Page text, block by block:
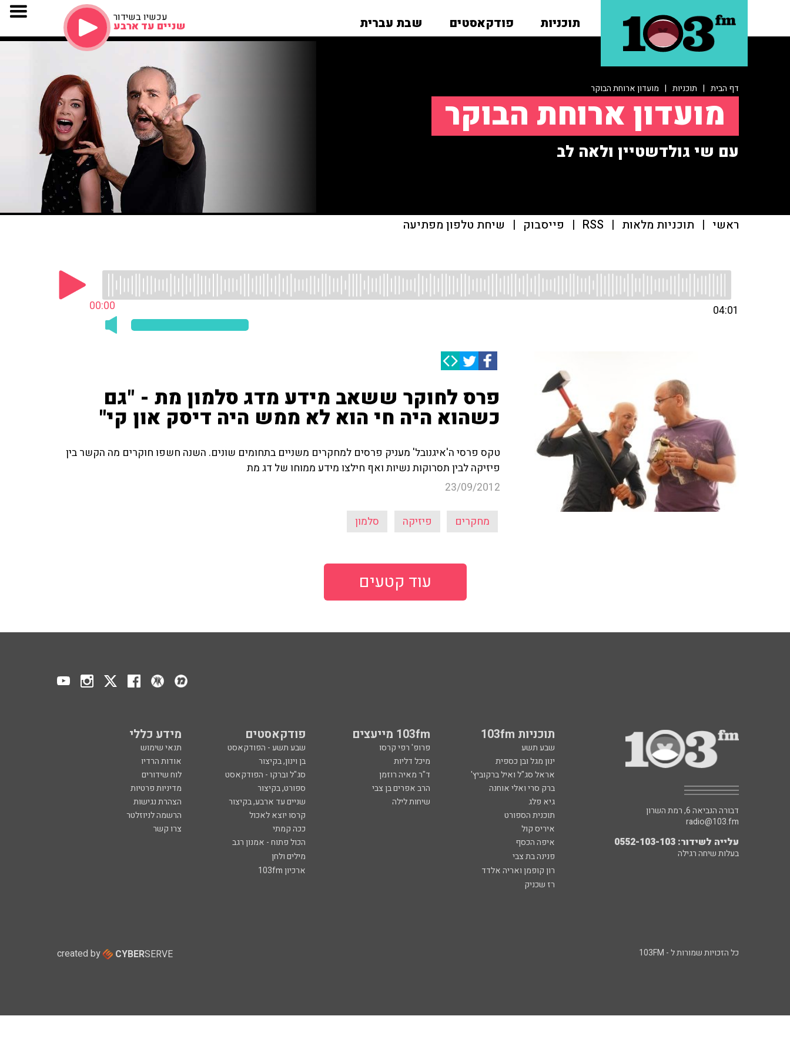
תוכניות פודקאסטים שבת עברית עכשיו בשידור
שניים עד ארבע
דף הבית | תוכניות | מועדון ארוחת הבוקר
מועדון ארוחת הבוקר
עם שי גולדשטיין ולאה לב
ראשי | תוכניות מלאות |
RSS
| פייסבוק | שיחת טלפון מפתיעה
00:00 04:01
פרס לחוקר ששאב מידע מדג סלמון מת - "גם
כשהוא היה חי הוא לא ממש היה דיסק און קי"
טקס פרסי ה'איגנובל' מעניק פרסים למחקרים משניים בתחומים שונים. השנה חשפו חוקרים מה הקשר בין
פיזיקה לבין תסרוקות נשיות ואף חילצו מידע ממוחו של דג מת
23/09/2012
מחקרים פיזיקה סלמון
עוד קטעים
תוכניות 103fm 103fm מייעצים פודקאסטים מידע כללי
שבע תשע פרופ' רפי קרסו שבע תשע - הפודקאסט
תנאי שימוש
ינון מגל ובן כספית
מיכל דליות בן וינון, בקיצור
אודות הרדיו
אראל סג"ל ואיל ברקוביץ'
ד"ר מאיה רוזמן סג"ל וברקו - הפודקאסט
לוח שידורים
ברק סרי ואלי אוחנה
הרב אפרים בן צבי ספורט, בקיצור
מדיניות פרטיות
גיא פלג
שיחות לילה שניים עד ארבע, בקיצור
הצהרת נגישות
תוכנית הספורט
קרסו יוצא לאכול
הרשמה לניוזלטר
איריס קול
ככה קמתי
צרו קשר
איפה הכסף
הכול פתוח - אמנון רגב
פנינה בת צבי
מילים ולחן
רון קופמן ואריה אלדד
ארכיון 103fm
רז שכניק
דבורה הנביאה 6, רמת השרון
radio@103.fm
עלייה לשידור: 0552-103-103
בעלות שיחה רגילה
כל הזכויות שמורות ל - 103FM created by CYBERSERVE